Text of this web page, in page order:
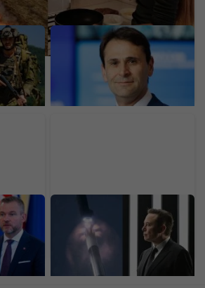
3 000
ti
Zamestnancom rozdá 19
775 eur, aby ich
neprebrala konkurencia.
Technologický gigant
rozdáva peniaze
majú
Raketa SpaceX narazila
do Mesiaca v rýchlosti
takmer 9-tisíc km/h.
NASA okamžite reaguje